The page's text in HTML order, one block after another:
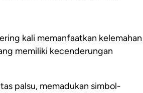
kali memanfaatkan kelemahan
memiliki kecenderungan
palsu, memadukan simbol-